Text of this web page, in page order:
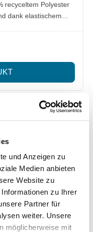
und Anzeigen zu
Medien anbieten
Website zu
zu Ihrer
Partner für
weiter. Unsere
möglicherweise mit
recyceltem Polyester
dank elastischem